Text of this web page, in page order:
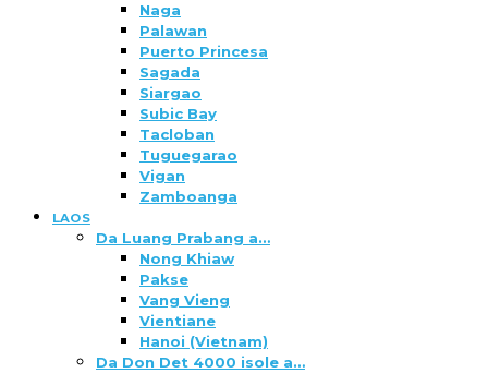
Naga
Palawan
Puerto Princesa
Sagada
Siargao
Subic Bay
Tacloban
Tuguegarao
Vigan
Zamboanga
LAOS
Da Luang Prabang a…
Nong Khiaw
Pakse
Vang Vieng
Vientiane
Hanoi (Vietnam)
Da Don Det 4000 isole a…